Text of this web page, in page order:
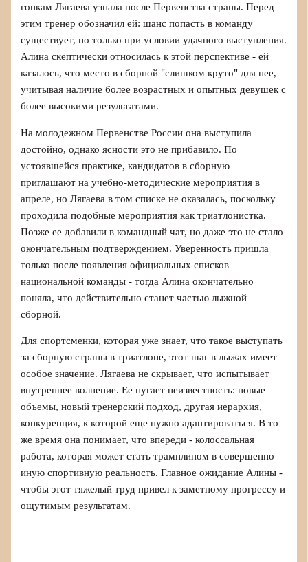
гонкам Лягаева узнала после Первенства страны. Перед
этим тренер обозначил ей: шанс попасть в команду
существует, но только при условии удачного выступления.
Алина скептически относилась к этой перспективе - ей
казалось, что место в сборной "слишком круто" для нее,
учитывая наличие более возрастных и опытных девушек с
более высокими результатами.
На молодежном Первенстве России она выступила
достойно, однако ясности это не прибавило. По
устоявшейся практике, кандидатов в сборную
приглашают на учебно‑методические мероприятия в
апреле, но Лягаева в том списке не оказалась, поскольку
проходила подобные мероприятия как триатлонистка.
Позже ее добавили в командный чат, но даже это не стало
окончательным подтверждением. Уверенность пришла
только после появления официальных списков
национальной команды - тогда Алина окончательно
поняла, что действительно станет частью лыжной
сборной.
Для спортсменки, которая уже знает, что такое выступать
за сборную страны в триатлоне, этот шаг в лыжах имеет
особое значение. Лягаева не скрывает, что испытывает
внутреннее волнение. Ее пугает неизвестность: новые
объемы, новый тренерский подход, другая иерархия,
конкуренция, к которой еще нужно адаптироваться. В то
же время она понимает, что впереди - колоссальная
работа, которая может стать трамплином в совершенно
иную спортивную реальность. Главное ожидание Алины -
чтобы этот тяжелый труд привел к заметному прогрессу и
ощутимым результатам.